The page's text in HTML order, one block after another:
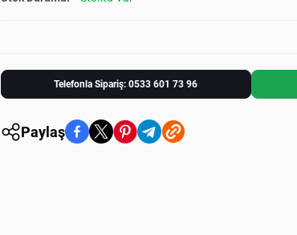
Telefonla Sipariş: 0533 601 73 96
Paylaş